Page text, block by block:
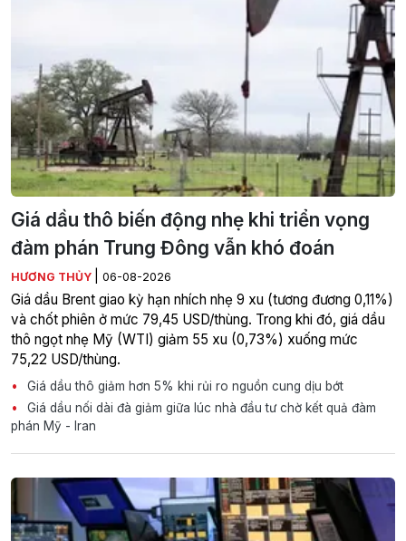
Giá dầu thô biến động nhẹ khi triển vọng
đàm phán Trung Đông vẫn khó đoán
HƯƠNG THỦY 06-08-2026
Giá dầu Brent giao kỳ hạn nhích nhẹ 9 xu (tương đương 0,11%)
và chốt phiên ở mức 79,45 USD/thùng. Trong khi đó, giá dầu
thô ngọt nhẹ Mỹ (WTI) giảm 55 xu (0,73%) xuống mức
75,22 USD/thùng.
Giá dầu thô giảm hơn 5% khi rủi ro nguồn cung dịu bớt
Giá dầu nối dài đà giảm giữa lúc nhà đầu tư chờ kết quả đàm
phán Mỹ - Iran